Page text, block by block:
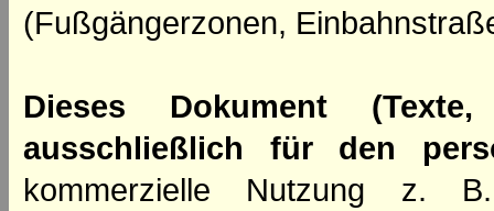
(Fußgängerzonen,
Dieses Dokument
ausschließlich für den
kommerzielle Nutzung z.